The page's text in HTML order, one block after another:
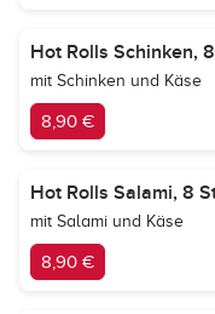
Hot Rolls Schinken,
mit Schinken und Käse
8,90 €
Hot Rolls Salami, 8
mit Salami und Käse
8,90 €